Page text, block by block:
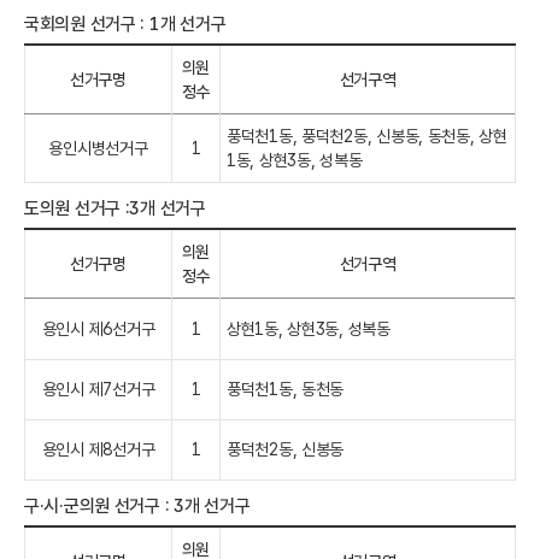
국회의원 선거구 : 1개 선거구
선거구명
의원
정수
선거구역
용인시병선거구 1
풍덕천1동, 풍덕천2동, 신봉동, 동천동, 상현
1동, 상현3동, 성복동
도의원 선거구 :3개 선거구
선거구명
의원
정수
선거구역
용인시 제6선거구 1 상현1동, 상현3동, 성복동
용인시 제7선거구 1 풍덕천1동, 동천동
용인시 제8선거구 1 풍덕천2동, 신봉동
구·시·군의원 선거구 : 3개 선거구
의원